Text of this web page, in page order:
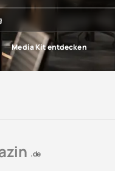
Media Kit entdecken
.de